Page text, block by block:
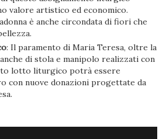
valore artistico ed economico.
è anche circondata di fiori che
: Il paramento di Maria Teresa, oltre la
di stola e manipolo realizzati con
lotto liturgico potrà essere
con nuove donazioni progettate da